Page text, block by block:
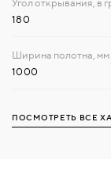
180
1000
ПОСМОТРЕТЬ ВСЕ